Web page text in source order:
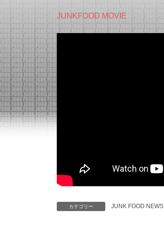
JUNKFOOD MOVIE
カテゴリー JUNK FOOD NEWS